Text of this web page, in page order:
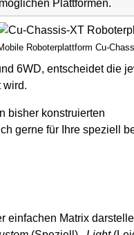
Plattformen.
Roboterplattform Cu-
6WD, entscheidet die
wird.
bisher konstruierten
gerne für Ihre speziell
einfachen Matrix